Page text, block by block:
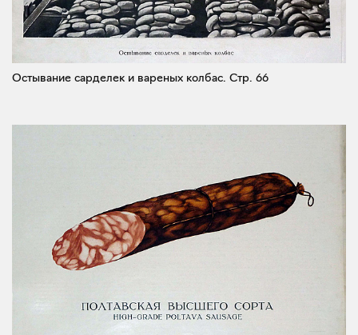
Остывание сарделек и вареных колбас. Стр. 66